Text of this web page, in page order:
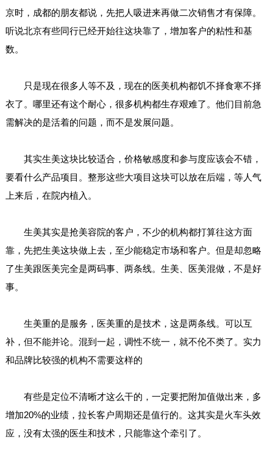
京时，成都的朋友都说，先把人吸进来再做二次销售才有保障。
听说北京有些同行已经开始往这块靠了，增加客户的粘性和基
数。
只是现在很多人等不及，现在的医美机构都饥不择食寒不择
衣了。哪里还有这个耐心，很多机构都生存艰难了。他们目前急
需解决的是活着的问题，而不是发展问题。
其实生美这块比较适合，价格敏感度和参与度应该会不错，
要看什么产品项目。整形这些大项目这块可以放在后端，等人气
上来后，在院内植入。
生美其实是抢美容院的客户，不少的机构都打算往这方面
靠，先把生美这块做上去，至少能稳定市场和客户。但是却忽略
了生美跟医美完全是两码事、两条线。生美、医美混做，不是好
事。
生美重的是服务，医美重的是技术，这是两条线。可以互
补，但不能并论。混到一起，调性不统一，就不伦不类了。实力
和品牌比较强的机构不需要这样的
有些是定位不清晰才这么干的，一定要把附加值做出来，多
增加20%的业绩，拉长客户周期还是值行的。这其实是火车头效
应，没有太强的医生和技术，只能靠这个牵引了。